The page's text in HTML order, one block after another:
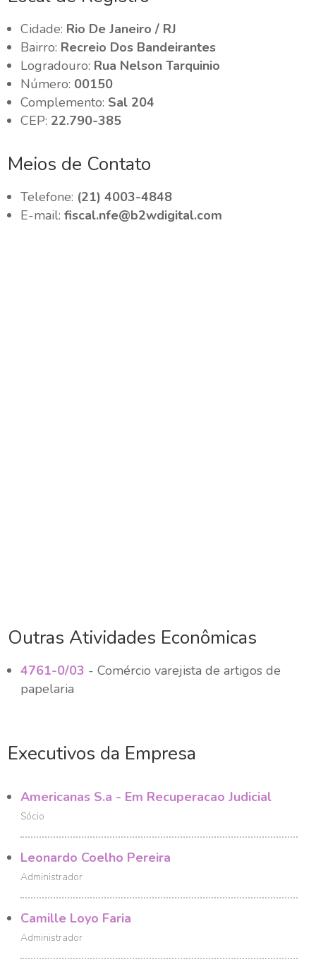
Cidade: Rio De Janeiro / RJ
Bairro: Recreio Dos Bandeirantes
Logradouro: Rua Nelson Tarquinio
Número: 00150
Complemento: Sal 204
CEP: 22.790-385
Meios de Contato
Telefone: (21) 4003-4848
E-mail:fiscal.nfe@b2wdigital.com
Outras Atividades Econômicas
4761-0/03 - Comércio varejista de artigos de
papelaria
Executivos da Empresa
Americanas S.a - Em Recuperacao Judicial
Sócio
Leonardo Coelho Pereira
Administrador
Camille Loyo Faria
Administrador